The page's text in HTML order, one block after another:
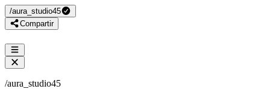
/aura_studio45
Compartir
/aura_studio45